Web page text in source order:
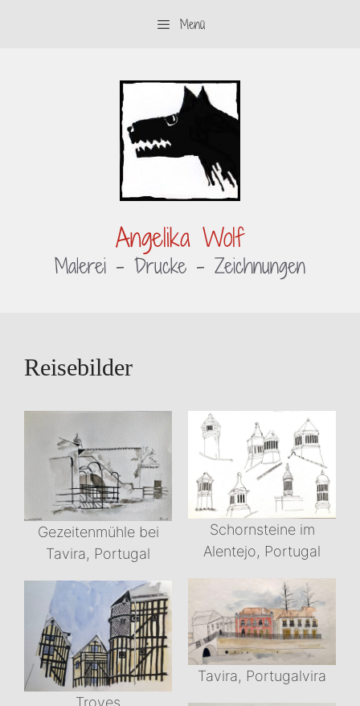
Menü
Angelika Wolf
Malerei – Drucke – Zeichnungen
Reisebilder
Gezeitenmühle bei
Tavira, Portugal
Schornsteine im
Alentejo, Portugal
Tavira, Portugalvira
Troyes